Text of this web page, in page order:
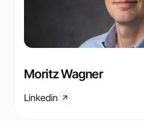
Moritz Wagner
Linkedin